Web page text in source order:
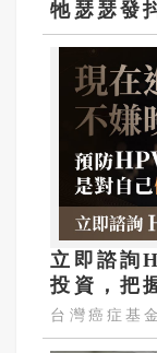
牠瑟瑟發
立即諮詢
投資，把
台灣癌症基